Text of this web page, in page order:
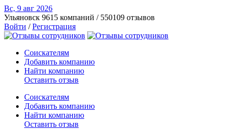
Вс, 9 авг 2026
Ульяновск 9615 компаний / 550109 отзывов
Войти /Регистрация
Соискателям
Добавить компанию
Найти компанию
Оставить отзыв
Соискателям
Добавить компанию
Найти компанию
Оставить отзыв